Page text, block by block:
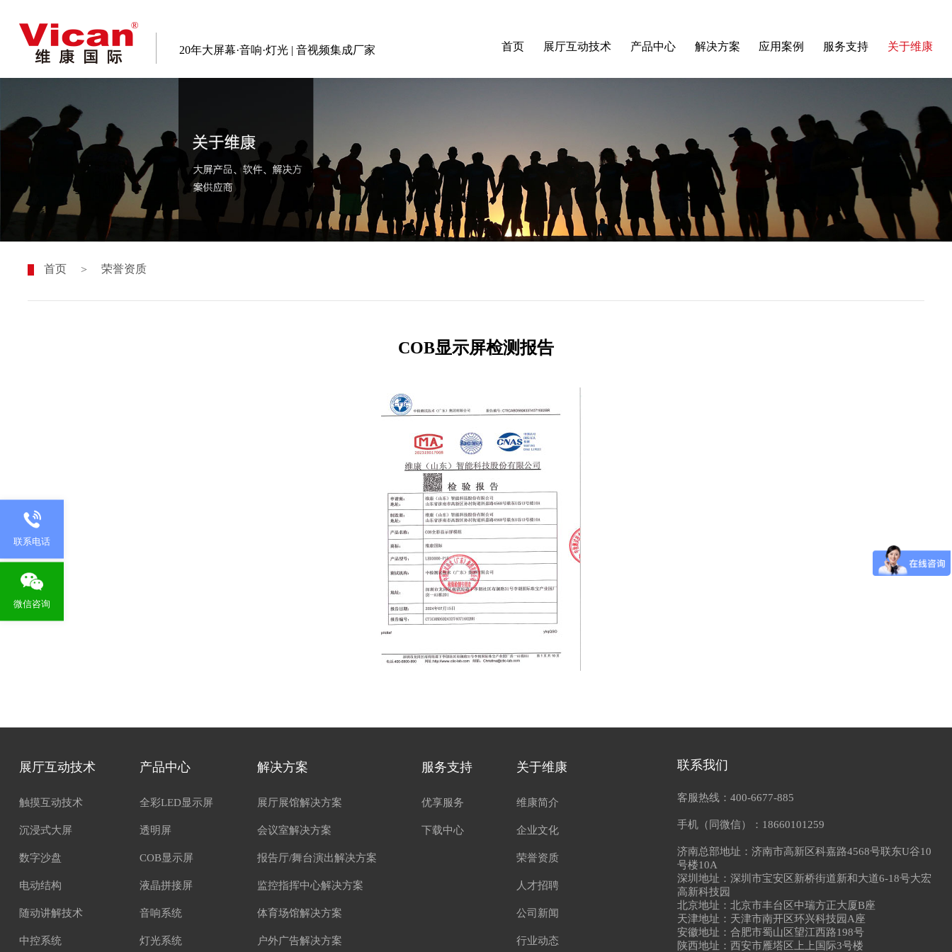
20年大屏幕·音响·灯光 | 音视频集成厂家 首页 展厅互动技术 产品中心 解决方案 应用案例 服务支持 关于维康
首页 > 荣誉资质
COB显示屏检测报告
展厅互动技术
触摸互动技术
沉浸式大屏
数字沙盘
电动结构
随动讲解技术
中控系统
产品中心
全彩LED显示屏
透明屏
COB显示屏
液晶拼接屏
音响系统
灯光系统
解决方案
展厅展馆解决方案
会议室解决方案
报告厅/舞台演出解决方案
监控指挥中心解决方案
体育场馆解决方案
户外广告解决方案
服务支持
优享服务
下载中心
关于维康
维康简介
企业文化
荣誉资质
人才招聘
公司新闻
行业动态
联系我们
客服热线：400-6677-885
手机（同微信）：18660101259
济南总部地址：济南市高新区科嘉路4568号联东U谷10
号楼10A
深圳地址：深圳市宝安区新桥街道新和大道6-18号大宏
高新科技园
北京地址：北京市丰台区中瑞方正大厦B座
天津地址：天津市南开区环兴科技园A座
安徽地址：合肥市蜀山区望江西路198号
陕西地址：西安市雁塔区上上国际3号楼
联系电话
微信咨询